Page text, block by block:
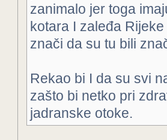
zanimalo jer toga
kotara I zaleđa
znači da su tu bili
Rekao bi I da su svi
zašto bi netko pri
jadranske otoke.